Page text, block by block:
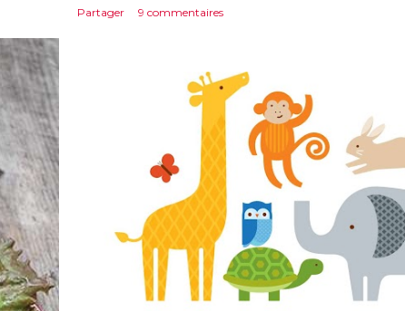
Partager 9 commentaires